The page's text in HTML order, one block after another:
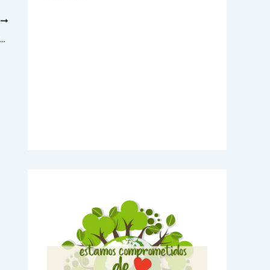
Una alianza que imprime en grande: Litocreativos + Arca Gran Formato